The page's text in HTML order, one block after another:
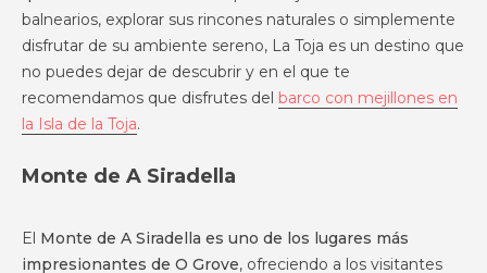
balnearios, explorar sus rincones naturales o simplemente
disfrutar de su ambiente sereno, La Toja es un destino que
no puedes dejar de descubrir y en el que te
recomendamos que disfrutes del barco con mejillones en
la Isla de la Toja.
Monte de A Siradella
El Monte de A Siradella es uno de los lugares más
impresionantes de O Grove, ofreciendo a los visitantes